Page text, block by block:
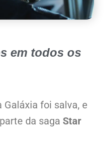
em todos os
Galáxia foi salva, e
da saga Star